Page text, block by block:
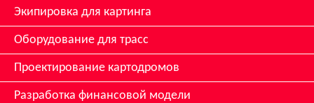
Экипировка для картинга
Оборудование для трасс
Проектирование картодромов
Разработка финансовой модели